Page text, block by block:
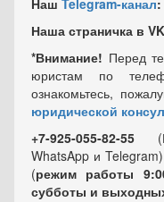
Наш Telegram-канал:
Наша страничка в VK
*Внимание! Перед
юристам по
ознакомьтесь,
юридической
+7-925-055-82-55
WhatsApp и Telegram)
(режим работы
субботы и